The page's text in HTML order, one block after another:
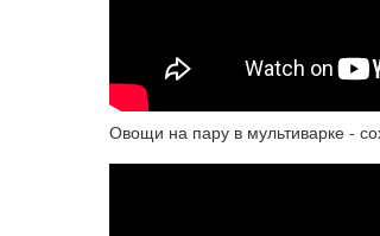
Овощи на пару в мультиварке -